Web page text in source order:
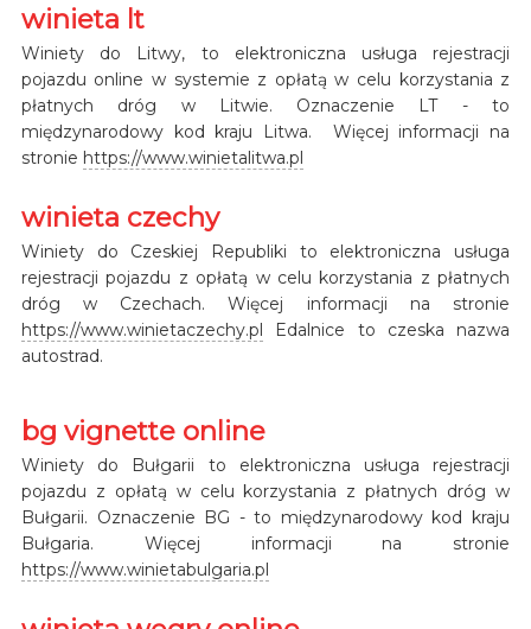
winieta lt
Winiety do Litwy, to elektroniczna usługa rejestracji
pojazdu online w systemie z opłatą w celu korzystania z
płatnych dróg w Litwie. Oznaczenie LT - to
międzynarodowy kod kraju Litwa. Więcej informacji na
stronie https://www.winietalitwa.pl
winieta czechy
Winiety do Czeskiej Republiki to elektroniczna usługa
rejestracji pojazdu z opłatą w celu korzystania z płatnych
dróg w Czechach. Więcej informacji na stronie
https://www.winietaczechy.pl Edalnice to czeska nazwa
autostrad.
bg vignette online
Winiety do Bułgarii to elektroniczna usługa rejestracji
pojazdu z opłatą w celu korzystania z płatnych dróg w
Bułgarii. Oznaczenie BG - to międzynarodowy kod kraju
Bułgaria. Więcej informacji na stronie
https://www.winietabulgaria.pl